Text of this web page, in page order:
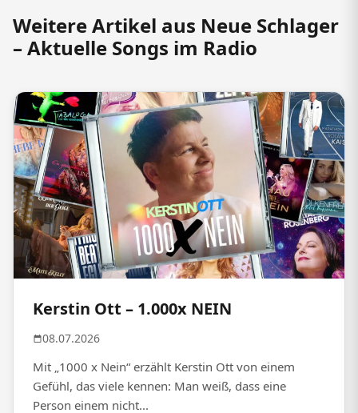
Weitere Artikel aus Neue Schlager
– Aktuelle Songs im Radio
Kerstin Ott – 1.000x NEIN
08.07.2026
Mit „1000 x Nein“ erzählt Kerstin Ott von einem
Gefühl, das viele kennen: Man weiß, dass eine
Person einem nicht...